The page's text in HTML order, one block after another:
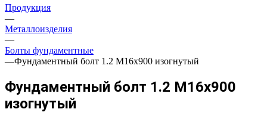
Продукция
—
Металлоизделия
—
Болты фундаментные
—Фундаментный болт 1.2 М16х900 изогнутый
Фундаментный болт 1.2 М16х900
изогнутый